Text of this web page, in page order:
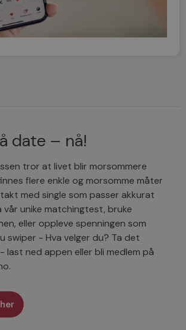
date – nå!
tror at livet blir morsommere
flere enkle og morsomme måter
med single som passer akkurat
vår unike matchingtest, bruke
eller oppleve spenningen som
swiper - Hva velger du? Ta det
ned appen eller bli medlem på